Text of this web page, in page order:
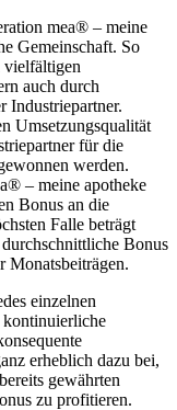
mea® – meine
Gemeinschaft. So
vielfältigen
auch durch
Industriepartner.
Umsetzungsqualität
für die
werden.
– meine apotheke
Bonus an die
Falle beträgt
Bonus
Monatsbeiträgen.
einzelnen
erheblich dazu bei,
gewährten
zu profitieren.